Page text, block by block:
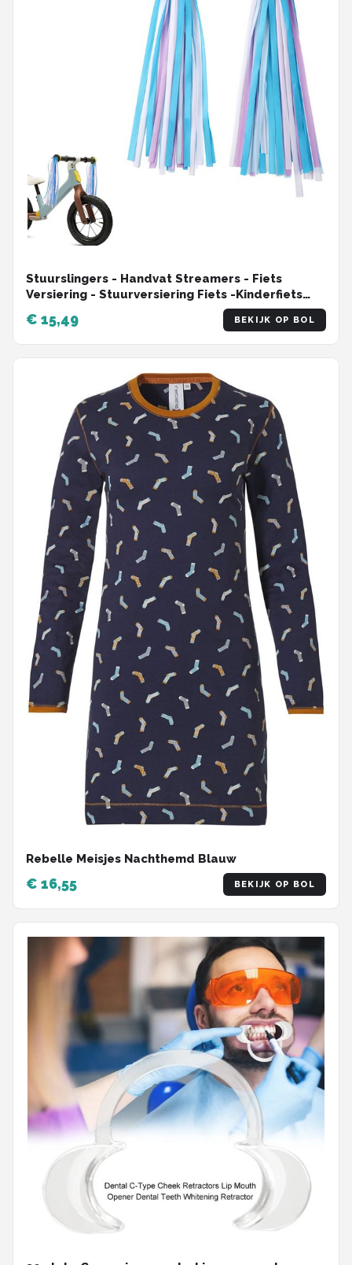
Stuurslingers - Handvat Streamers - Fiets
Versiering - Stuurversiering Fiets -Kinderfiets
Versiering - Handvat Streamers Voor Meisjes -
Prinsessen Franjes - Stuurversiering Slingers -
Voor Meisjes En Jongens - 2 Stuks - 26 Cm
€ 15,49 BEKIJK OP BOL
Rebelle Meisjes Nachthemd Blauw
€ 16,55 BEKIJK OP BOL